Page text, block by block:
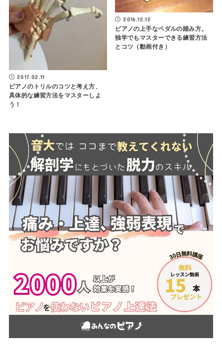
2017.02.11
ピアノのトリルのコツと考え方、
具体的な練習方法をマスターしよ
う！
2016.12.12
ピアノの上手なペダルの踏み方。
独学でもマスターできる練習方法
とコツ（動画付き）